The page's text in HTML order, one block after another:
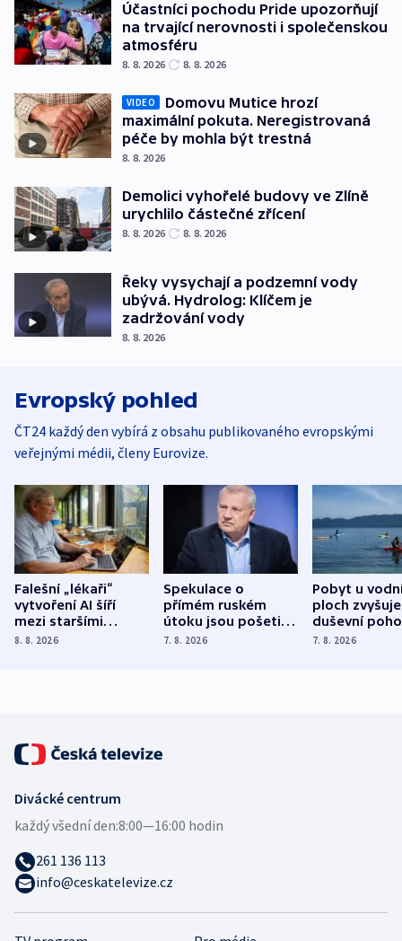
Účastníci pochodu Pride upozorňují
na trvající nerovnosti i společenskou
atmosféru
8. 8. 2026 8. 8. 2026
VIDEO
Domovu Mutice hrozí
maximální pokuta. Neregistrovaná
péče by mohla být trestná
8. 8. 2026
Demolici vyhořelé budovy ve Zlíně
urychlilo částečné zřícení
8. 8. 2026 8. 8. 2026
Řeky vysychají a podzemní vody
ubývá. Hydrolog: Klíčem je
zadržování vody
8. 8. 2026
Evropský pohled
ČT24 každý den vybírá z obsahu publikovaného evropskými
veřejnými médii, členy Eurovize.
Falešní „lékaři“
vytvoření AI šíří
mezi staršími
Poláky nebezpečné
8. 8. 2026
Spekulace o
přímém ruském
útoku jsou pošetilé,
míní estonský
7. 8. 2026
Pobyt u
ploch zvyšuje
duševní
ukázala
7. 8. 2026
Divácké centrum
každý všední den:8:00—16:00 hodin
261 136 113
info@ceskatelevize.cz